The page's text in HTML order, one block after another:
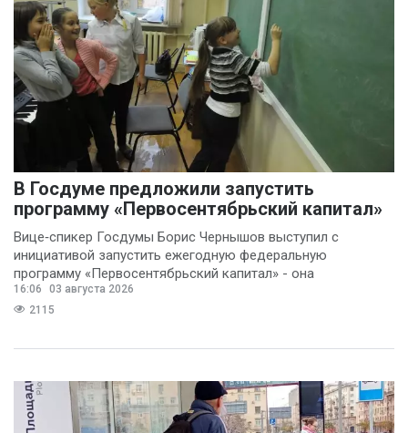
В Госдуме предложили запустить
программу «Первосентябрьский капитал»
Вице‑спикер Госдумы Борис Чернышов выступил с
инициативой запустить ежегодную федеральную
программу «Первосентябрьский капитал» - она
предполагает
16:06
03 августа 2026
2115